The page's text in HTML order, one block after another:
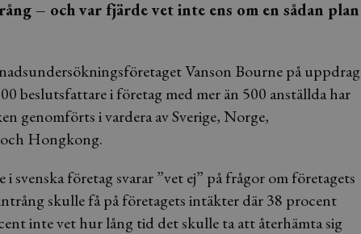
– och var fjärde vet inte ens om en sådan plan
Vanson Bourne på uppdrag
beslutsfattare i företag med mer än 500 anställda har
genomförts i vardera av Sverige, Norge,
Hongkong.
företag svarar ”vet ej” på frågor om företagets
skulle få på företagets intäkter där 38 procent
inte vet hur lång tid det skulle ta att återhämta sig